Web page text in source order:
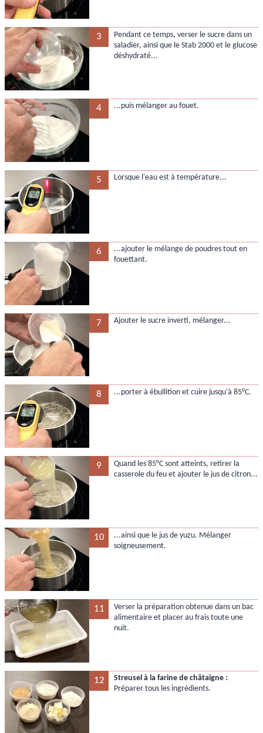
3
Pendant ce temps, verser le sucre dans un
saladier, ainsi que le Stab 2000 et le glucose
déshydraté...
4 ...puis mélanger au fouet.
5 Lorsque l'eau est à température...
6
...ajouter le mélange de poudres tout en
fouettant.
7 Ajouter le sucre inverti, mélanger...
8 ...porter à ébullition et cuire jusqu'à 85°C.
9
Quand les 85°C sont atteints, retirer la
casserole du feu et ajouter le jus de citron...
10
...ainsi que le jus de yuzu. Mélanger
soigneusement.
11
Verser la préparation obtenue dans un bac
alimentaire et placer au frais toute une
nuit.
12
Streusel à la farine de châtaigne :
Préparer tous les ingrédients.